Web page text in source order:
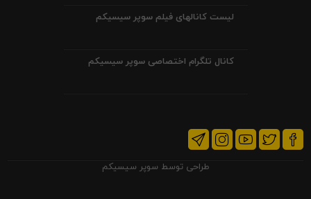
لیست کانالهای فیلم سوپر سیسیکم
کانال تلگرام اختصاصی سوپر سیسیکم
طراحی توسط سوپر سیسیکم